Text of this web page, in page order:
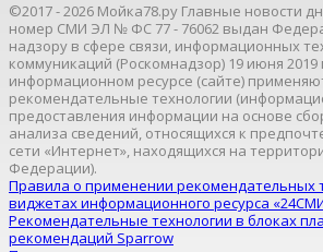
©2017 - 2026 Мойка78.ру Главные новости
номер СМИ ЭЛ № ФС 77 - 76062 выдан
надзору в сфере связи, информационных
коммуникаций (Роскомнадзор) 19 июня 2019
информационном ресурсе (сайте)
рекомендательные технологии
предоставления информации на основе
анализа сведений, относящихся к
сети «Интернет», находящихся на
Федерации).
Правила о применении рекомендательных
виджетах информационного ресурса
Рекомендательные технологии в блоках
рекомендаций Sparrow